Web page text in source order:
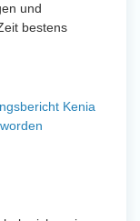
und
bestens
Kenia